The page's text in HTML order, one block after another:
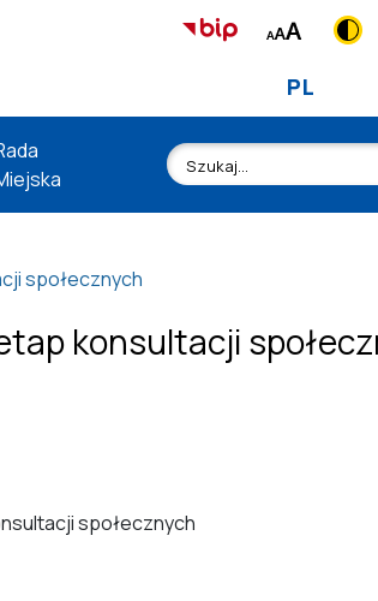
PL
społecznych
konsultacji
społecznych